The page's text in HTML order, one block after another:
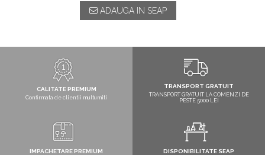
ADAUGA IN SEAP
CALITATE PREMIUM
Confirmata de clientii multumiti
TRANSPORT GRATUIT
TRANSPORT GRATUIT LA COMENZI DE
PESTE 5000 LEI
IMPACHETARE PREMIUM DISPONIBILITATE SEAP